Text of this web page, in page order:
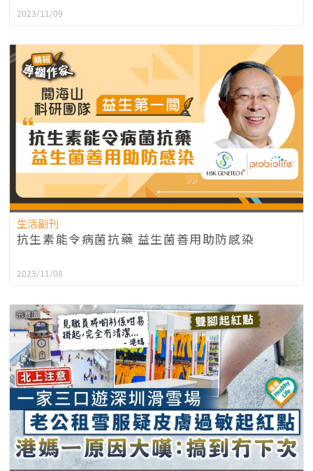
2023/11/09
生活副刊
抗生素能令病菌抗藥 益生菌善用助防感染
2023/11/08